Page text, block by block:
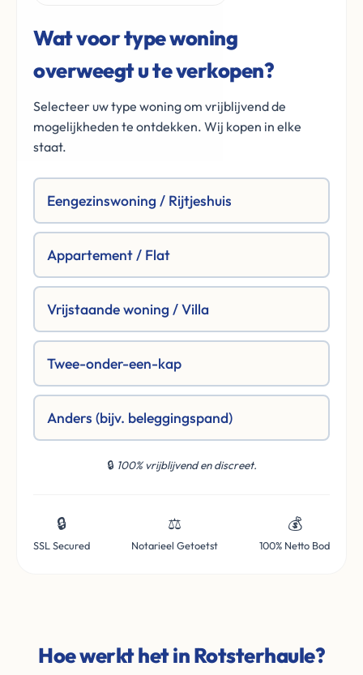
Wat voor type woning
overweegt u te verkopen?
Selecteer uw type woning om vrijblijvend de
mogelijkheden te ontdekken. Wij kopen in elke
staat.
Eengezinswoning / Rijtjeshuis
Appartement / Flat
Vrijstaande woning / Villa
Twee-onder-een-kap
Anders (bijv. beleggingspand)
🔒 100% vrijblijvend en discreet.
🔒
SSL Secured
⚖️
Notarieel Getoetst
💰
100% Netto Bod
Hoe werkt het in Rotsterhaule?